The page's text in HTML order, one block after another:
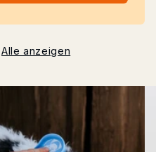
Alle anzeigen